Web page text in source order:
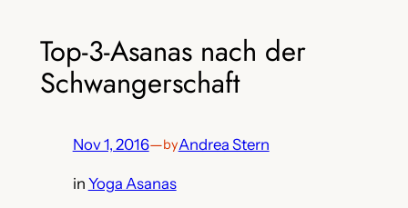
Top-3-Asanas nach der
Schwangerschaft
Nov 1, 2016—byAndrea Stern
in Yoga Asanas